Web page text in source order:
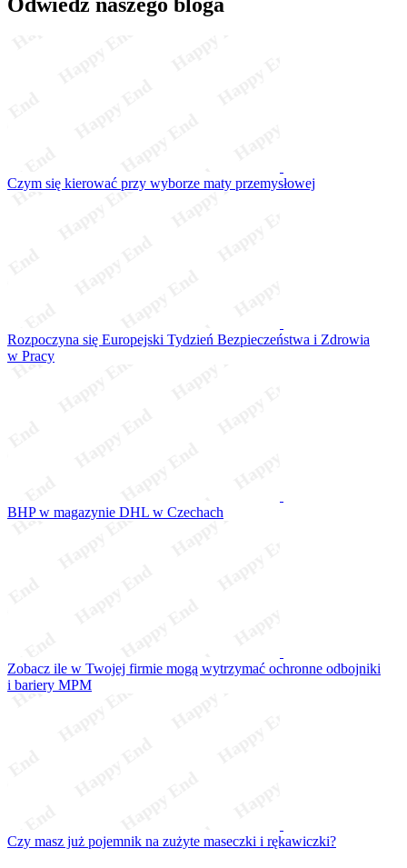
Czym się kierować przy wyborze maty przemysłowej
Rozpoczyna się Europejski Tydzień Bezpieczeństwa i Zdrowia
w Pracy
BHP w magazynie DHL w Czechach
Zobacz ile w Twojej firmie mogą wytrzymać ochronne odbojniki
i bariery MPM
Czy masz już pojemnik na zużyte maseczki i rękawiczki?